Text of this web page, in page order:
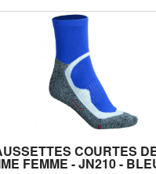
COURTES
FEMME - JN210 -